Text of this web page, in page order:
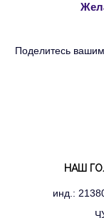
Поделитесь
НАШ
инд.: